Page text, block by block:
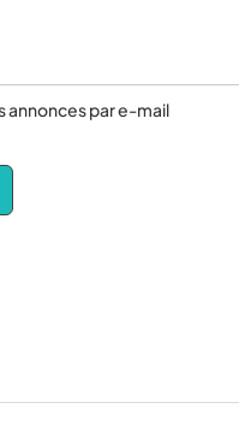
annonces par e-mail